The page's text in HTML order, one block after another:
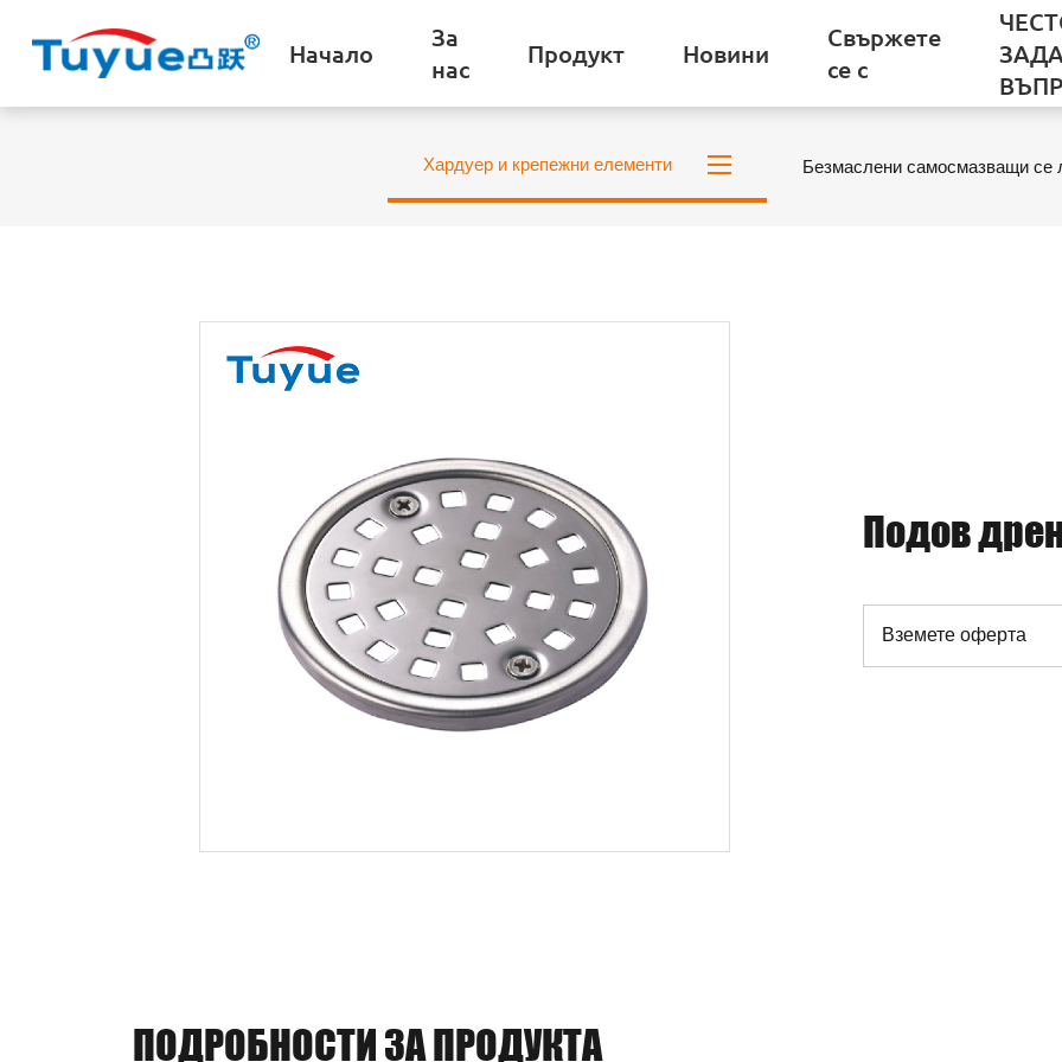
Начало
За
нас
Продукт Новини
Свържете
се с
Хардуер и крепежни елементи Безмаслени самосмазващи се
Подов
Вземете оферта
ПОДРОБНОСТИ ЗА ПРОДУКТА